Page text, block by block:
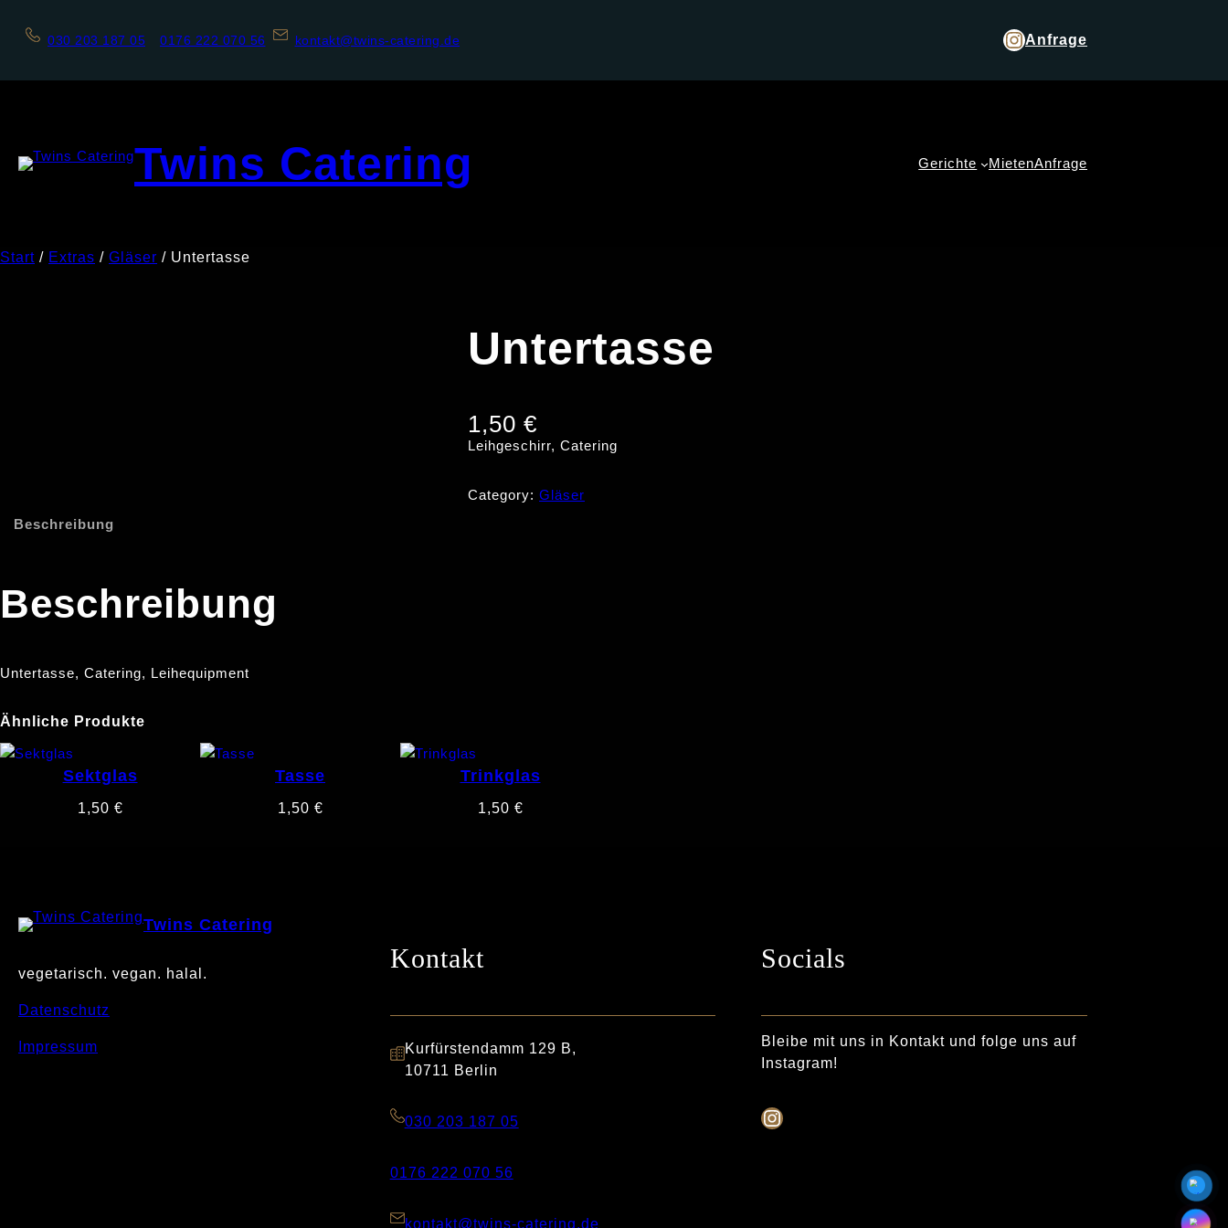
030 203 187 05 0176 222 070 56 kontakt@twins-catering.de Anfrage
Twins Catering Gerichte MietenAnfrage
Start / Extras / Gläser / Untertasse
Untertasse
1,50 €
Leihgeschirr, Catering
Category: Gläser
Beschreibung
Beschreibung
Untertasse, Catering, Leihequipment
Ähnliche Produkte
Sektglas
1,50 €
Tasse
1,50 €
Trinkglas
1,50 €
Twins Catering
vegetarisch. vegan. halal.
Datenschutz
Impressum
Kontakt
Kurfürstendamm 129 B,
10711 Berlin
030 203 187 05
0176 222 070 56
kontakt@twins-catering.de
Socials
Bleibe mit uns in Kontakt und folge uns auf
Instagram!